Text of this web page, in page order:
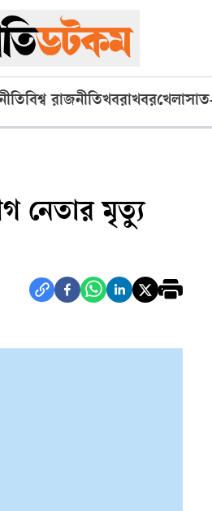
বিশ্ব রাজনীতিখবরাখবরখেলা
নেতার মৃত্যু